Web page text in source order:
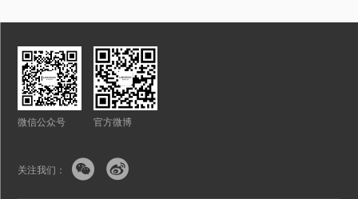
微信公众号 官方微博
关注我们：  